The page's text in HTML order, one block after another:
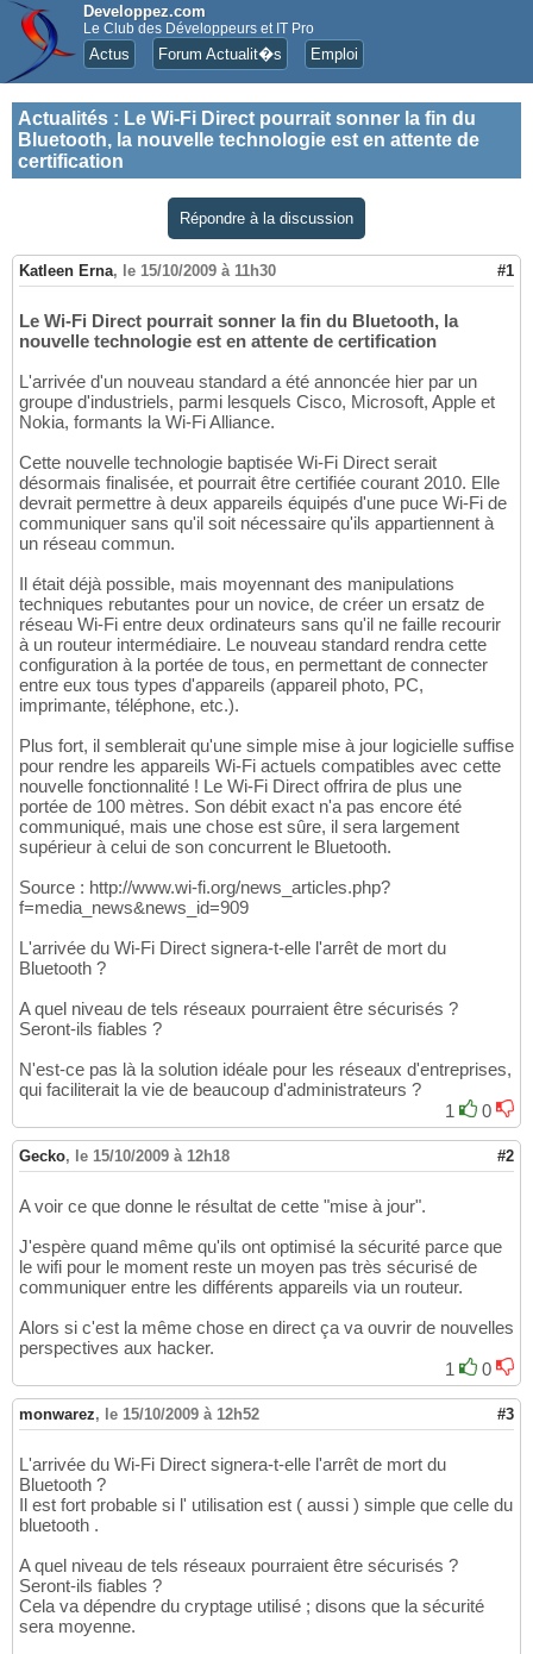
Developpez.com
Le Club des Développeurs et IT Pro
Actus Forum Actualit�s Emploi
Actualités : Le Wi-Fi Direct pourrait sonner la fin du
Bluetooth, la nouvelle technologie est en attente de
certification
Répondre à la discussion
Katleen Erna, le 15/10/2009 à 11h30 #1
Le Wi-Fi Direct pourrait sonner la fin du Bluetooth, la
nouvelle technologie est en attente de certification
L'arrivée d'un nouveau standard a été annoncée hier par un
groupe d'industriels, parmi lesquels Cisco, Microsoft, Apple et
Nokia, formants la Wi-Fi Alliance.
Cette nouvelle technologie baptisée Wi-Fi Direct serait
désormais finalisée, et pourrait être certifiée courant 2010. Elle
devrait permettre à deux appareils équipés d'une puce Wi-Fi de
communiquer sans qu'il soit nécessaire qu'ils appartiennent à
un réseau commun.
Il était déjà possible, mais moyennant des manipulations
techniques rebutantes pour un novice, de créer un ersatz de
réseau Wi-Fi entre deux ordinateurs sans qu'il ne faille recourir
à un routeur intermédiaire. Le nouveau standard rendra cette
configuration à la portée de tous, en permettant de connecter
entre eux tous types d'appareils (appareil photo, PC,
imprimante, téléphone, etc.).
Plus fort, il semblerait qu'une simple mise à jour logicielle suffise
pour rendre les appareils Wi-Fi actuels compatibles avec cette
nouvelle fonctionnalité ! Le Wi-Fi Direct offrira de plus une
portée de 100 mètres. Son débit exact n'a pas encore été
communiqué, mais une chose est sûre, il sera largement
supérieur à celui de son concurrent le Bluetooth.
Source : http://www.wi-fi.org/news_articles.php?
f=media_news&news_id=909
L'arrivée du Wi-Fi Direct signera-t-elle l'arrêt de mort du
Bluetooth ?
A quel niveau de tels réseaux pourraient être sécurisés ?
Seront-ils fiables ?
N'est-ce pas là la solution idéale pour les réseaux d'entreprises,
qui faciliterait la vie de beaucoup d'administrateurs ?
1
0
Gecko, le 15/10/2009 à 12h18 #2
A voir ce que donne le résultat de cette "mise à jour".
J'espère quand même qu'ils ont optimisé la sécurité parce que
le wifi pour le moment reste un moyen pas très sécurisé de
communiquer entre les différents appareils via un routeur.
Alors si c'est la même chose en direct ça va ouvrir de nouvelles
perspectives aux hacker.
1
0
monwarez, le 15/10/2009 à 12h52 #3
L'arrivée du Wi-Fi Direct signera-t-elle l'arrêt de mort du
Bluetooth ?
Il est fort probable si l' utilisation est ( aussi ) simple que celle du
bluetooth .
A quel niveau de tels réseaux pourraient être sécurisés ?
Seront-ils fiables ?
Cela va dépendre du cryptage utilisé ; disons que la sécurité
sera moyenne.